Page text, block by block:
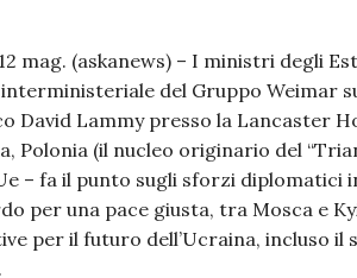
mag. (askanews) – I ministri degli
del Gruppo Weimar
David Lammy presso la Lancaster
Polonia (il nucleo originario del
– fa il punto sugli sforzi diplomatici
per una pace giusta, tra Mosca e
per il futuro dell’Ucraina, incluso il